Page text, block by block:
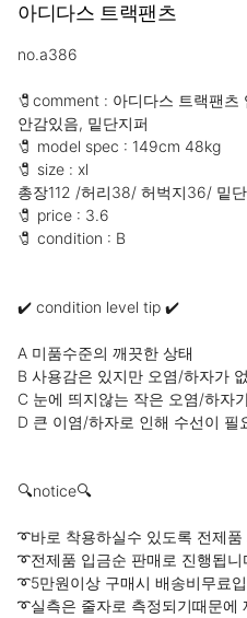
아디다스 트랙팬츠
no.a386
🧷comment : 아디다스 트랙팬츠
안감있음, 밑단지퍼
🧷 model spec : 149cm 48kg
🧷 size : xl
총장112 /허리38/ 허벅지36/ 밑
🧷 price : 3.6
🧷 condition : B
✔️ condition level tip ✔️
A 미품수준의 깨끗한 상태
B 사용감은 있지만 오염/하자가
C 눈에 띄지않는 작은 오염/하자
D 큰 이염/하자로 인해 수선이 필
🔍notice🔍
➰바로 착용하실수 있도록 전제
➰전제품 입금순 판매로 진행됩니
➰5만원이상 구매시 배송비무료
➰실측은 줄자로 측정되기때문